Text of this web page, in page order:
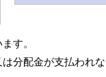
す。
分配金が支払われな